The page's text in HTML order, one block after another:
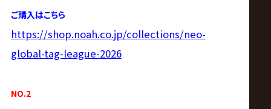
ご購入はこちら
https://shop.noah.co.jp/collections/neo-
global-tag-league-2026
NO.2